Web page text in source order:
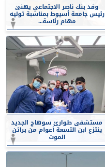
وفد بنك ناصر الاجتماعي يهنئ
رئيس جامعة أسيوط بمناسبة توليه
مهام رئاسة...
مستشفى طوارئ سوهاج الجديد
ينتزع ابن التسعة أعوام من براثن
الموت